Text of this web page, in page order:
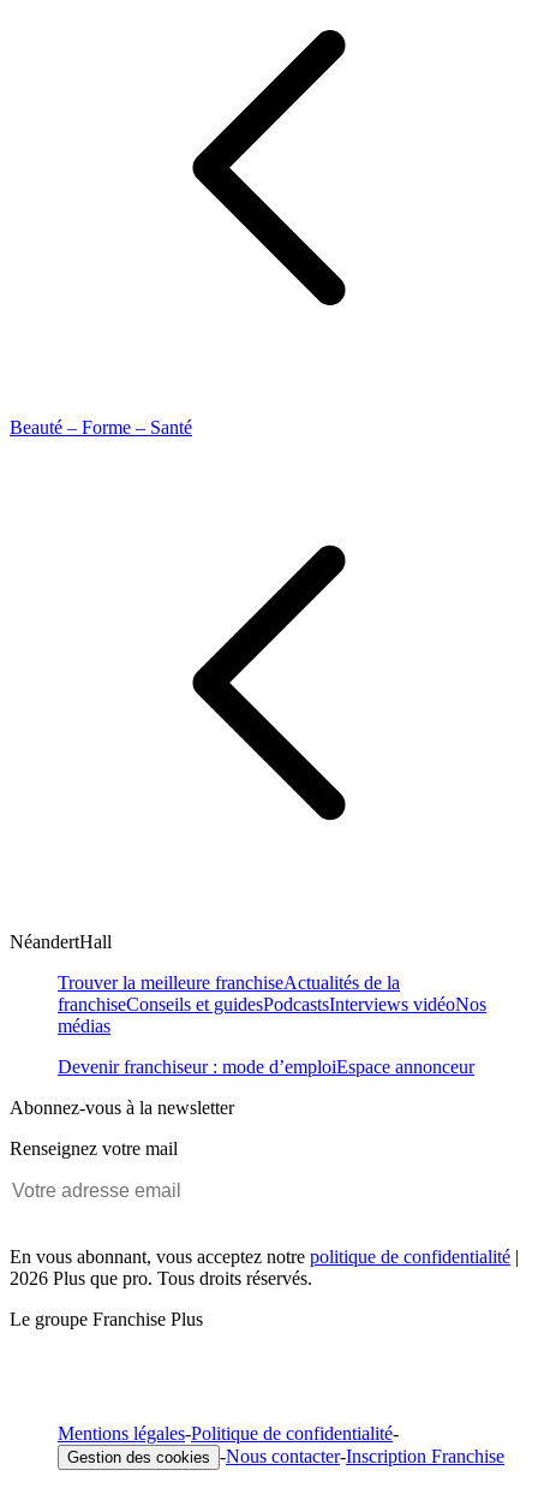
Beauté – Forme – Santé
NéandertHall
Trouver la meilleure franchiseActualités de la
franchiseConseils et guidesPodcastsInterviews vidéoNos
médias
Devenir franchiseur : mode d’emploiEspace annonceur
Abonnez-vous à la newsletter
Renseignez votre mail
En vous abonnant, vous acceptez notre politique de confidentialité |
2026 Plus que pro. Tous droits réservés.
Le groupe Franchise Plus
Mentions légales-Politique de confidentialité-
Gestion des cookies -Nous contacter-Inscription Franchise